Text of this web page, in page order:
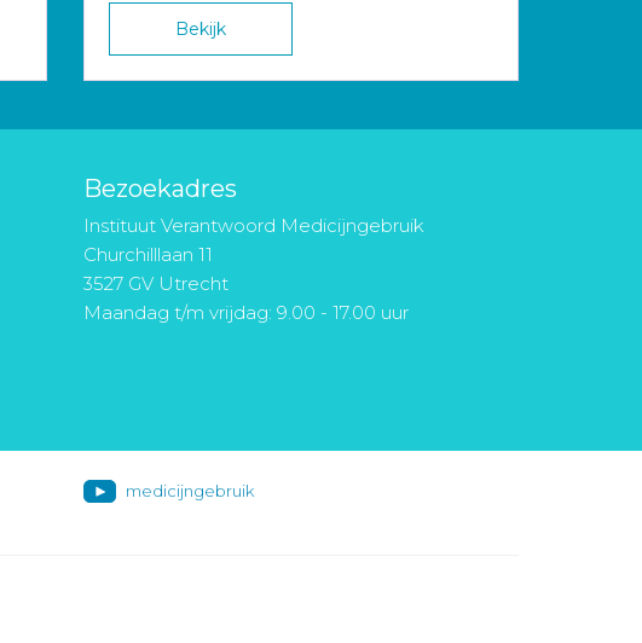
Bekijk
Bezoekadres
Instituut Verantwoord Medicijngebruik
Churchilllaan 11
3527 GV Utrecht
Maandag t/m vrijdag: 9.00 - 17.00 uur
medicijngebruik